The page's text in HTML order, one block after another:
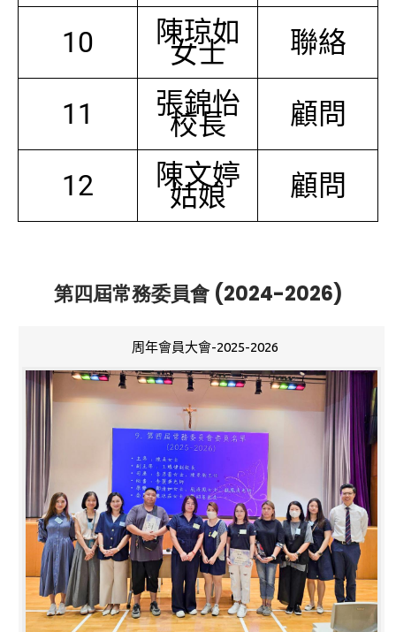
10 陳琼如
女士 聯絡
11 張錦怡
校長 顧問
12 陳文婷
姑娘 顧問
第四屆常務委員會 (2024-2026)
周年會員大會-2025-2026